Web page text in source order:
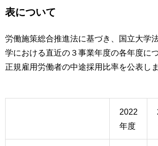
表について
労働施策総合推進法に基づき、国立大学
学における直近の３事業年度の各年度に
正規雇用労働者の中途採用比率を公表しま
2022
年度